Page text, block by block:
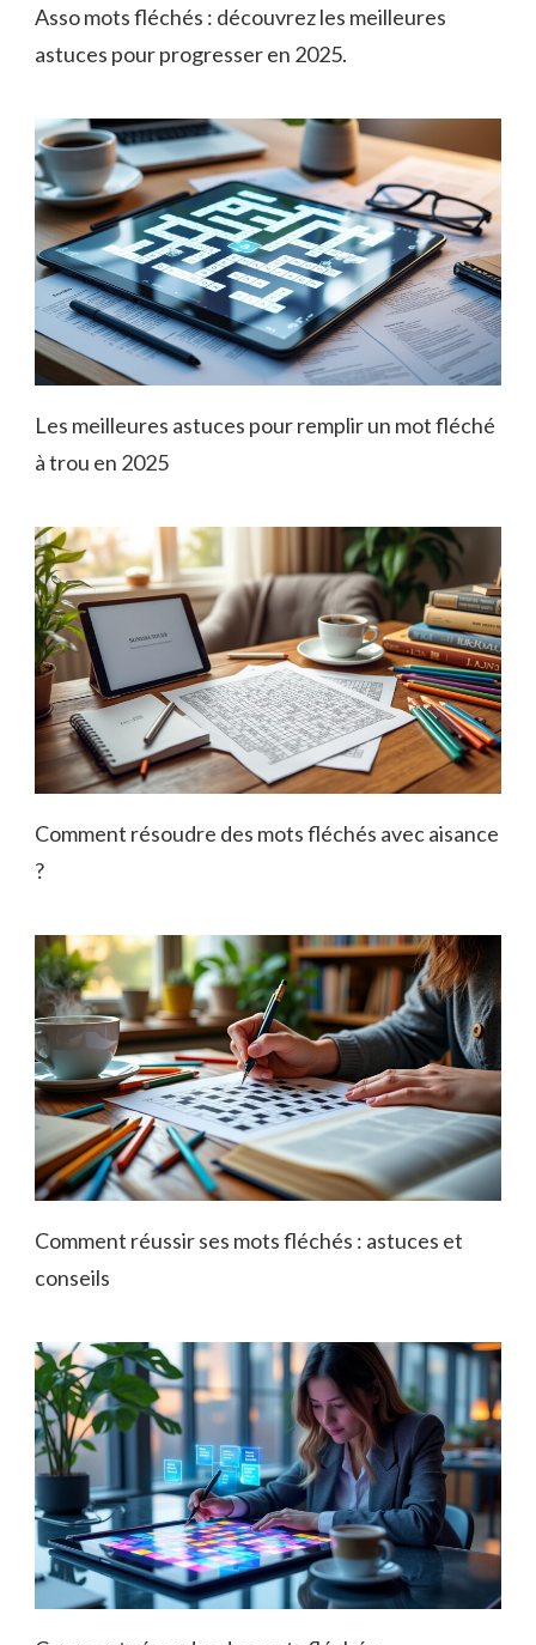
Asso mots fléchés : découvrez les meilleures
astuces pour progresser en 2025.
Les meilleures astuces pour remplir un mot fléché
à trou en 2025
Comment résoudre des mots fléchés avec aisance
?
Comment réussir ses mots fléchés : astuces et
conseils